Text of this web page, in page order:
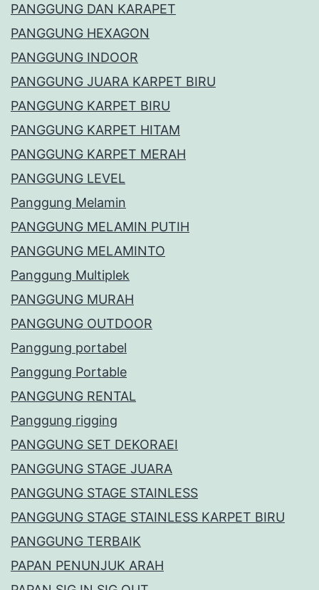
PANGGUNG DAN KARAPET
PANGGUNG HEXAGON
PANGGUNG INDOOR
PANGGUNG JUARA KARPET BIRU
PANGGUNG KARPET BIRU
PANGGUNG KARPET HITAM
PANGGUNG KARPET MERAH
PANGGUNG LEVEL
Panggung Melamin
PANGGUNG MELAMIN PUTIH
PANGGUNG MELAMINTO
Panggung Multiplek
PANGGUNG MURAH
PANGGUNG OUTDOOR
Panggung portabel
Panggung Portable
PANGGUNG RENTAL
Panggung rigging
PANGGUNG SET DEKORAEI
PANGGUNG STAGE JUARA
PANGGUNG STAGE STAINLESS
PANGGUNG STAGE STAINLESS KARPET BIRU
PANGGUNG TERBAIK
PAPAN PENUNJUK ARAH